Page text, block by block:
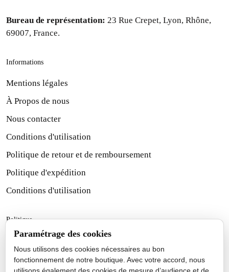
Bureau de représentation: 23 Rue Crepet, Lyon, Rhône,
69007, France.
Informations
Mentions légales
À Propos de nous
Nous contacter
Conditions d'utilisation
Politique de retour et de remboursement
Politique d'expédition
Conditions d'utilisation
Politique
Politique d'expédition
Politique de retour et de remboursement
Paramétrage des cookies
Nous utilisons des cookies nécessaires au bon
fonctionnement de notre boutique. Avec votre accord, nous